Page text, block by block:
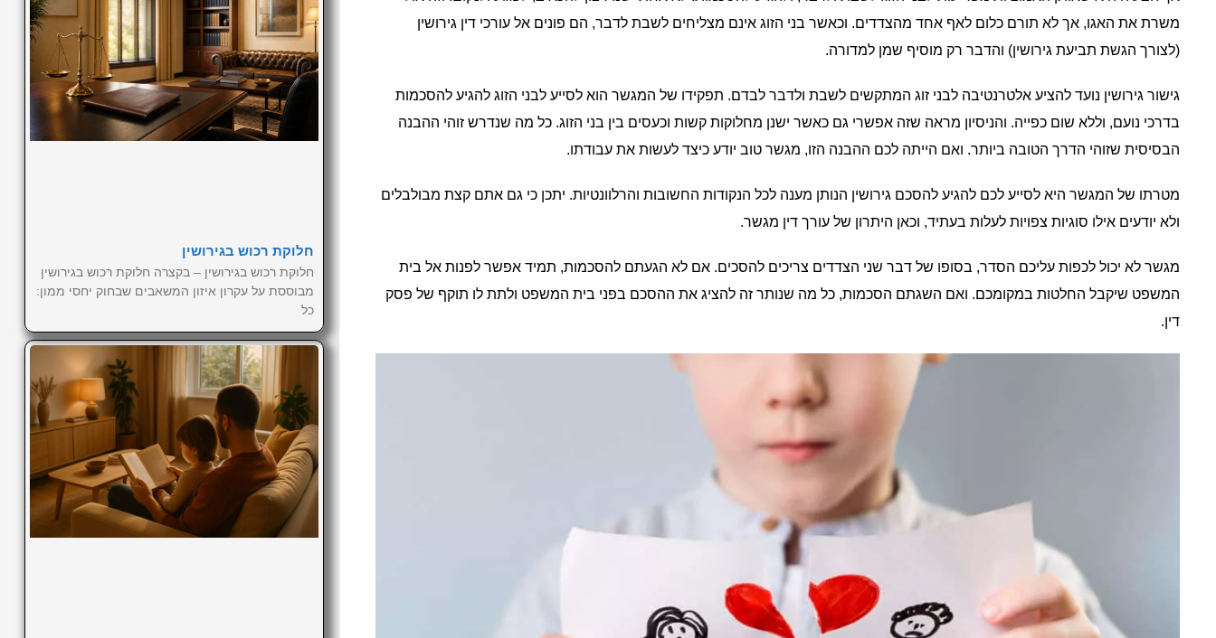
משרת את האגו, אך לא תורם כלום לאף אחד מהצדדים. וכאשר בני הזוג אינם מצליחים לשבת לדבר, הם פונים אל עורכי דין גירושין
(לצורך הגשת תביעת גירושין) והדבר רק מוסיף שמן למדורה.
גישור גירושין נועד להציע אלטרנטיבה לבני זוג המתקשים לשבת ולדבר לבדם. תפקידו של המגשר הוא לסייע לבני הזוג להגיע להסכמות
בדרכי נועם, וללא שום כפייה. והניסיון מראה שזה אפשרי גם כאשר ישנן מחלוקות קשות וכעסים בין בני הזוג. כל מה שנדרש זוהי ההבנה
הבסיסית שזוהי הדרך הטובה ביותר. ואם הייתה לכם ההבנה הזו, מגשר טוב יודע כיצד לעשות את עבודתו.
מטרתו של המגשר היא לסייע לכם להגיע להסכם גירושין הנותן מענה לכל הנקודות החשובות והרלוונטיות. יתכן כי גם אתם קצת מבולבלים
ולא יודעים אילו סוגיות צפויות לעלות בעתיד, וכאן היתרון של עורך דין מגשר.
מגשר לא יכול לכפות עליכם הסדר, בסופו של דבר שני הצדדים צריכים להסכים. אם לא הגעתם להסכמות, תמיד אפשר לפנות אל בית
המשפט שיקבל החלטות במקומכם. ואם השגתם הסכמות, כל מה שנותר זה להציג את ההסכם בפני בית המשפט ולתת לו תוקף של פסק
דין.
חלוקת רכוש בגירושין
חלוקת רכוש בגירושין – בקצרה חלוקת רכוש בגירושין
מבוססת על עקרון איזון המשאבים שבחוק יחסי ממון:
כל